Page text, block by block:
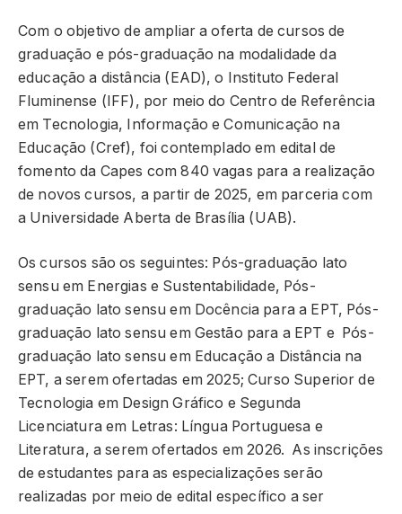
Com o objetivo de ampliar a oferta de cursos de
graduação e pós-graduação na modalidade da
educação a distância (EAD), o Instituto Federal
Fluminense (IFF), por meio do Centro de Referência
em Tecnologia, Informação e Comunicação na
Educação (Cref), foi contemplado em edital de
fomento da Capes com 840 vagas para a realização
de novos cursos, a partir de 2025, em parceria com
a Universidade Aberta de Brasília (UAB).
Os cursos são os seguintes: Pós-graduação lato
sensu em Energias e Sustentabilidade, Pós-
graduação lato sensu em Docência para a EPT, Pós-
graduação lato sensu em Gestão para a EPT e Pós-
graduação lato sensu em Educação a Distância na
EPT, a serem ofertadas em 2025; Curso Superior de
Tecnologia em Design Gráfico e Segunda
Licenciatura em Letras: Língua Portuguesa e
Literatura, a serem ofertados em 2026. As inscrições
de estudantes para as especializações serão
realizadas por meio de edital específico a ser